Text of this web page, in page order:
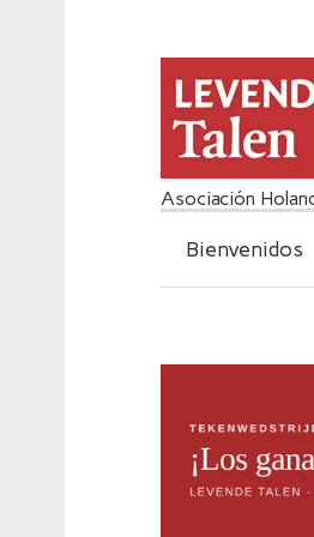
Asociación
Bienvenidos